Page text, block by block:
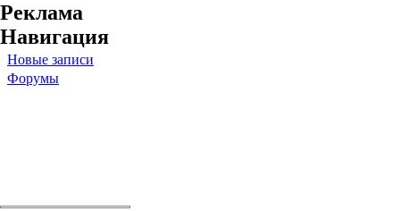
Реклама
Навигация
Новые записи
Форумы